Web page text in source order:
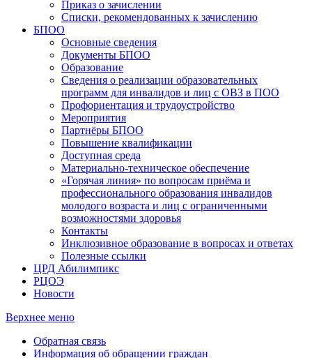
Приказ о зачислении
Списки, рекомендованных к зачислению
БПОО
Основные сведения
Документы БПОО
Образование
Сведения о реализации образовательных
программ для инвалидов и лиц с ОВЗ в ПОО
Профориентация и трудоустройство
Мероприятия
Партнёры БПОО
Повышение квалификации
Доступная среда
Материально-техническое обеспечение
«Горячая линия» по вопросам приёма и
профессионального образования инвалидов
молодого возраста и лиц с ограниченными
возможностями здоровья
Контакты
Инклюзивное образование в вопросах и ответах
Полезные ссылки
ЦРД Абилимпикс
РЦОЭ
Новости
Верхнее меню
Обратная связь
Информация об обращении граждан